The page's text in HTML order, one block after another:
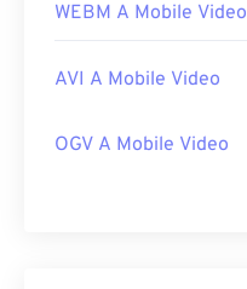
WEBM A Mobile Video
AVI A Mobile Video
OGV A Mobile Video